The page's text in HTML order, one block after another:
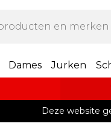
Dames Jurken
Deze website